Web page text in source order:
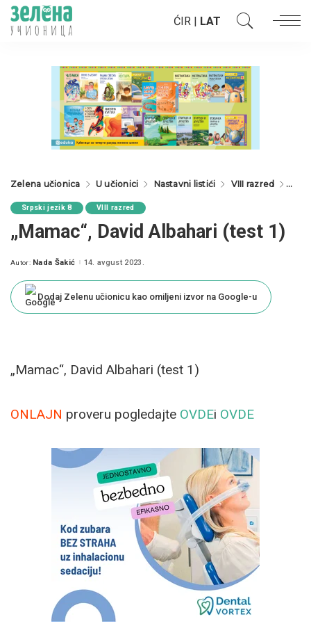
ĆIR | LAT
Zelena učionica U učionici Nastavni listići VIII razred
Srpski jezik 8 VIII razred
„Mamac“, David Albahari (test 1)
Posted
Autor: Nada Šakić 14. avgust 2023.
Dodaj Zelenu učionicu kao omiljeni izvor na Google-u
„Mamac“, David Albahari (test 1)
ONLAJN proveru pogledajte OVDEi OVDE